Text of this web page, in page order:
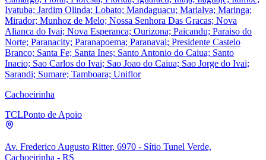
Ivatuba; Jardim Olinda; Lobato; Mandaguacu; Marialva; Maringa;
Mirador; Munhoz de Melo; Nossa Senhora Das Gracas; Nova
Alianca do Ivai; Nova Esperanca; Ourizona; Paicandu; Paraiso do
Norte; Paranacity; Paranapoema; Paranavai; Presidente Castelo
Branco; Santa Fe; Santa Ines; Santo Antonio do Caiua; Santo
Inacio; Sao Carlos do Ivai; Sao Joao do Caiua; Sao Jorge do Ivai;
Sarandi; Sumare; Tamboara; Uniflor
Cachoeirinha
TCLPonto de Apoio
Av. Frederico Augusto Ritter, 6970 - Sítio Tunel Verde,
Cachoeirinha - RS